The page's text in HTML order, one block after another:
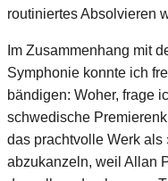
routiniertes Absolvieren
Im Zusammenhang mit
Symphonie konnte ich
bändigen: Woher, frage
schwedische
das prachtvolle Werk als
abzukanzeln, weil Allan